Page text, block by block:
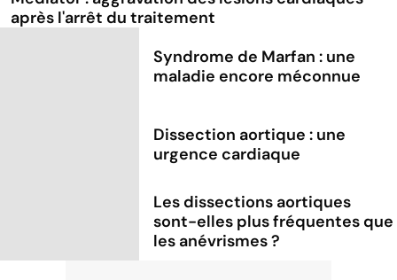
après l'arrêt du traitement
Syndrome de Marfan : une
maladie encore méconnue
Dissection aortique : une
urgence cardiaque
Les dissections aortiques
sont-elles plus fréquentes que
les anévrismes ?